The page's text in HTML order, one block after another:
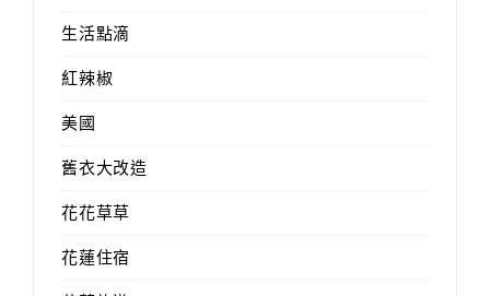
生活點滴
紅辣椒
美國
舊衣大改造
花花草草
花蓮住宿